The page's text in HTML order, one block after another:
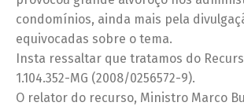
condomínios, ainda mais pela
equivocadas sobre o tema.
Insta ressaltar que tratamos do
1.104.352-MG (2008/0256572-9).
O relator do recurso, Ministro Marco